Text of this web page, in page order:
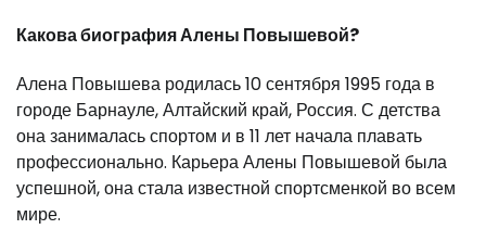
Какова биография Алены Повышевой?
Алена Повышева родилась 10 сентября 1995 года в
городе Барнауле, Алтайский край, Россия. С детства
она занималась спортом и в 11 лет начала плавать
профессионально. Карьера Алены Повышевой была
успешной, она стала известной спортсменкой во всем
мире.